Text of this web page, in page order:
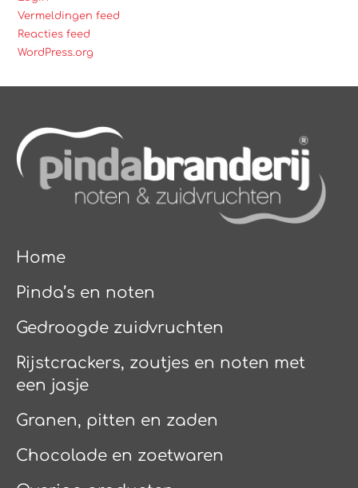
Vermeldingen feed
Reacties feed
WordPress.org
Home
Pinda’s en noten
Gedroogde zuidvruchten
Rijstcrackers, zoutjes en noten met
een jasje
Granen, pitten en zaden
Chocolade en zoetwaren